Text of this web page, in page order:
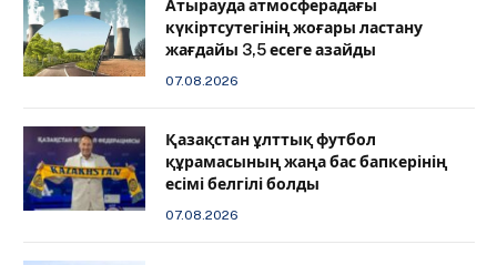
Атырауда атмосферадағы
күкіртсутегінің жоғары ластану
жағдайы 3,5 есеге азайды
07.08.2026
Қазақстан ұлттық футбол
құрамасының жаңа бас бапкерінің
есімі белгілі болды
07.08.2026